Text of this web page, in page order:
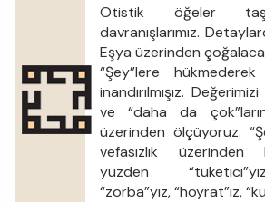
Otistik öğeler
davranışlarımız.
Eşya üzerinden
“Şey”lere hükmederek
inandırılmışız.
ve “daha da
üzerinden ölçüyoruz.
vefasızlık
yüzden
“zorba”yız, “hoyrat”ız,